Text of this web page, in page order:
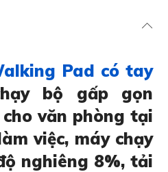
Pad có tay
bộ gấp gọn
văn phòng tại
việc, máy chạy
nghiêng 8%, tải